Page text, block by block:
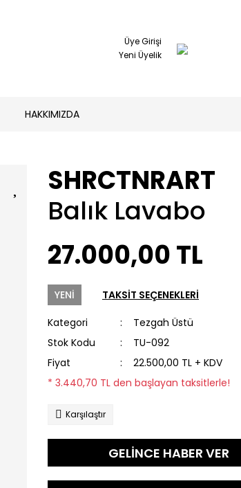
Üye Girişi
Yeni Üyelik
HAKKIMIZDA
SHRCTNRART
Balık Lavabo
27.000,00 TL
YENİ TAKSİT SEÇENEKLERİ
Kategori
Tezgah Üstü
Stok Kodu
TU-092
Fiyat
22.500,00 TL + KDV
* 3.440,70 TL den başlayan taksitlerle!
Karşılaştır
GELİNCE HABER VER